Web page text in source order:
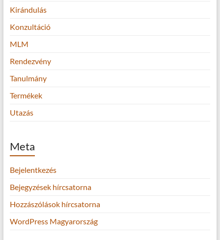
Kirándulás
Konzultáció
MLM
Rendezvény
Tanulmány
Termékek
Utazás
Meta
Bejelentkezés
Bejegyzések hírcsatorna
Hozzászólások hírcsatorna
WordPress Magyarország